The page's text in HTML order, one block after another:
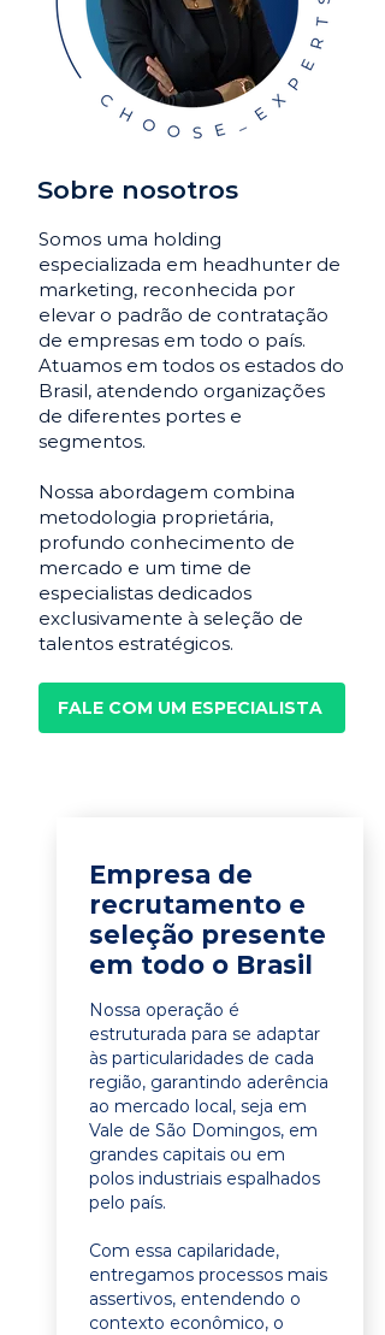
Sobre nosotros
Somos uma holding
especializada em headhunter de
marketing, reconhecida por
elevar o padrão de contratação
de empresas em todo o país.
Atuamos em todos os estados do
Brasil, atendendo organizações
de diferentes portes e
segmentos.
Nossa abordagem combina
metodologia proprietária,
profundo conhecimento de
mercado e um time de
especialistas dedicados
exclusivamente à seleção de
talentos estratégicos.
FALE COM UM ESPECIALISTA
Empresa de
recrutamento e
seleção presente
em todo o Brasil
Nossa operação é
estruturada para se adaptar
às particularidades de cada
região, garantindo aderência
ao mercado local, seja em
Vale de São Domingos, em
grandes capitais ou em
polos industriais espalhados
pelo país.
Com essa capilaridade,
entregamos processos mais
assertivos, entendendo o
contexto econômico, o